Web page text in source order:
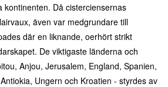
kontinenten. Då cisterciensernas
även var medgrundare till
där en liknande, oerhört strikt
De viktigaste länderna och
Anjou, Jerusalem, England, Spanien,
Ungern och Kroatien - styrdes av